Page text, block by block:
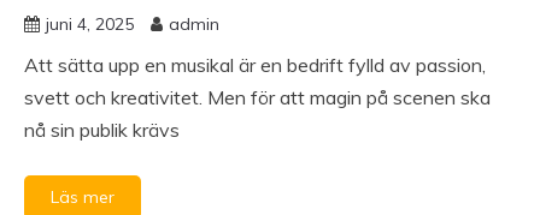
juni 4, 2025 admin
Att sätta upp en musikal är en bedrift fylld av passion,
svett och kreativitet. Men för att magin på scenen ska
nå sin publik krävs
Läs mer